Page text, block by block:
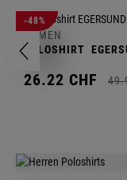
-48%
DAMEN
POLOSHIRT
26.22 CHF 49.